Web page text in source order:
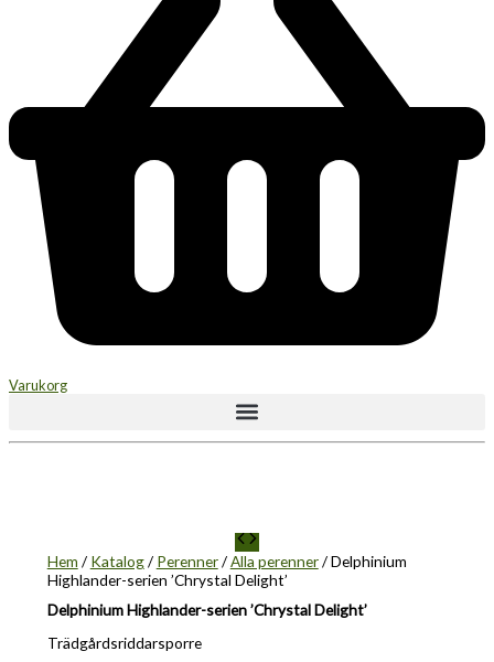
Varukorg
Hem / Katalog/ Perenner/Alla perenner/ Delphinium
Highlander-serien ’Chrystal Delight’
Delphinium Highlander-serien ’Chrystal Delight’
Trädgårdsriddarsporre